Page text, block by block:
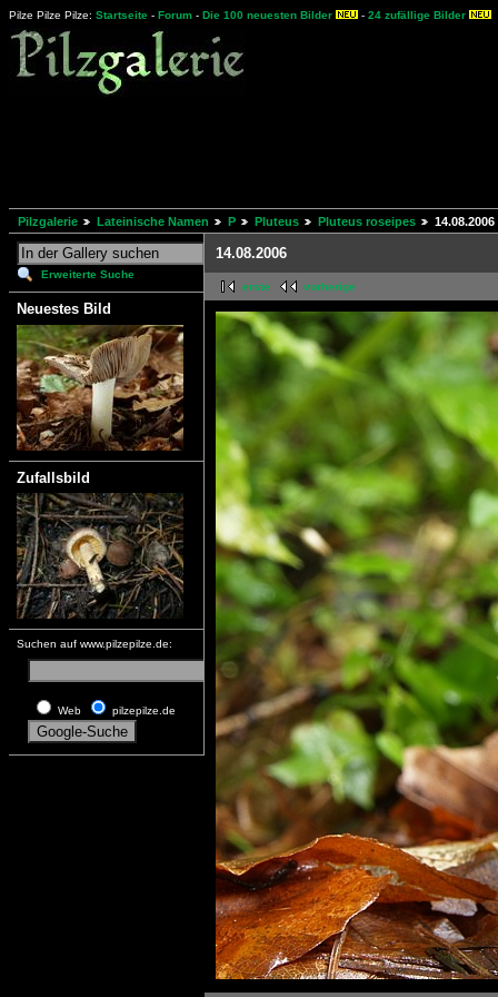
Pilze Pilze Pilze: Startseite - Forum - Die 100 neuesten Bilder - 24 zufällige Bilder
Pilzgalerie Lateinische Namen P Pluteus Pluteus roseipes 14.08.2006
Erweiterte Suche
Neuestes Bild
Zufallsbild
Suchen auf www.pilzepilze.de:
Web pilzepilze.de
14.08.2006
erste vorherige